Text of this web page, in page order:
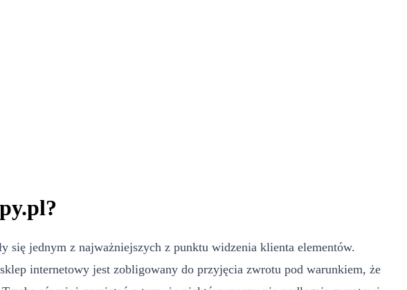
się jednym z najważniejszych z punktu widzenia klienta elementów.
internetowy jest zobligowany do przyjęcia zwrotu pod warunkiem, że